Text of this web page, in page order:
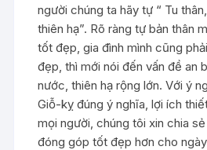
người chúng ta hãy tự “ Tu
thiên hạ”. Rõ ràng tự bản thân
tốt đẹp, gia đình mình cũng
đẹp, thì mới nói đến vấn đề an
nước, thiên hạ rộng lớn. Với ý
Giỗ-kỵ đúng ý nghĩa, lợi ích
mọi người, chúng tôi xin chia
đóng góp tốt đẹp hơn cho